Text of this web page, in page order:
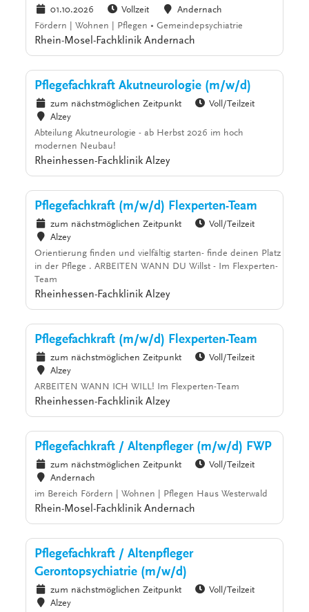
01.10.2026 Vollzeit
Andernach
Fördern | Wohnen | Pflegen • Gemeindepsychiatrie
Rhein-Mosel-Fachklinik Andernach
Pflegefachkraft Akutneurologie (m/w/d)
zum nächstmöglichen Zeitpunkt
Voll/Teilzeit
Alzey
Abteilung Akutneurologie - ab Herbst 2026 im hoch
modernen Neubau!
Rheinhessen-Fachklinik Alzey
Pflegefachkraft (m/w/d) Flexperten-Team
zum nächstmöglichen Zeitpunkt
Voll/Teilzeit
Alzey
Orientierung finden und vielfältig starten- finde deinen Platz
in der Pflege . ARBEITEN WANN DU Willst - Im Flexperten-
Team
Rheinhessen-Fachklinik Alzey
Pflegefachkraft (m/w/d) Flexperten-Team
zum nächstmöglichen Zeitpunkt
Voll/Teilzeit
Alzey
ARBEITEN WANN ICH WILL! Im Flexperten-Team
Rheinhessen-Fachklinik Alzey
Pflegefachkraft / Altenpfleger (m/w/d) FWP
zum nächstmöglichen Zeitpunkt
Voll/Teilzeit
Andernach
im Bereich Fördern | Wohnen | Pflegen Haus Westerwald
Rhein-Mosel-Fachklinik Andernach
Pflegefachkraft / Altenpfleger
Gerontopsychiatrie (m/w/d)
zum nächstmöglichen Zeitpunkt
Voll/Teilzeit
Alzey